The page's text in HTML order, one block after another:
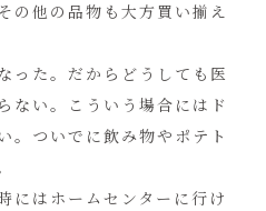
の他の品物も大方買い揃え
った。だからどうしても医
ない。こういう場合にはド
。ついでに飲み物やポテト
にはホームセンターに行け